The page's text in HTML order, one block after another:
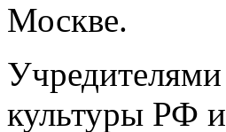
Москве.
культуры РФ